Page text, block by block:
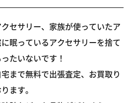
セサリー、家族が使っていたア
眠っているアクセサリーを捨て
たいないです！
まで無料で出張査定、お買取り
ます。